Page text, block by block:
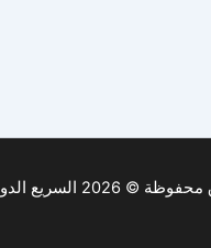
2026 السريع الدولي